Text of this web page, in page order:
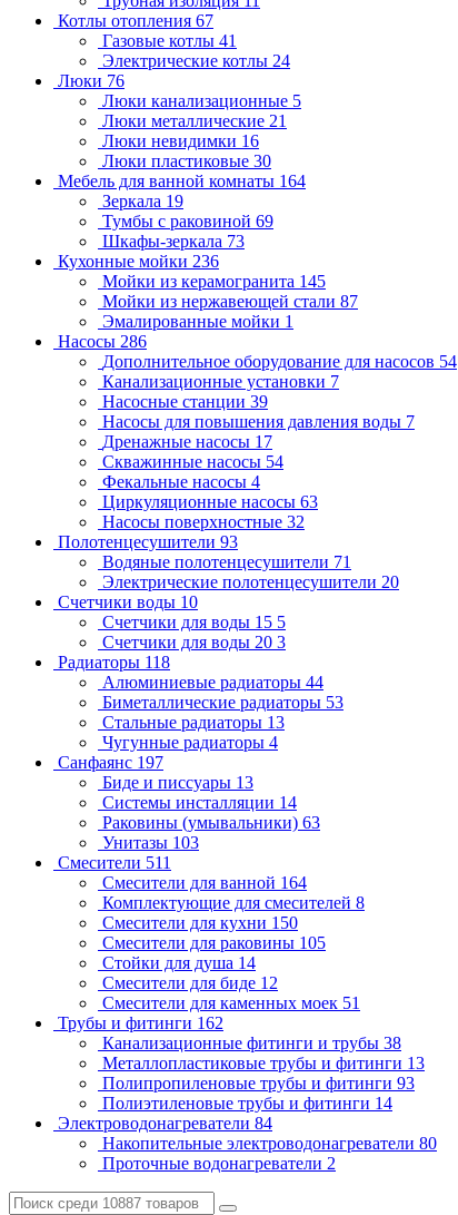
Котлы отопления 67
Газовые котлы 41
Электрические котлы 24
Люки 76
Люки канализационные 5
Люки металлические 21
Люки невидимки 16
Люки пластиковые 30
Мебель для ванной комнаты 164
Зеркала 19
Тумбы с раковиной 69
Шкафы-зеркала 73
Кухонные мойки 236
Мойки из керамогранита 145
Мойки из нержавеющей стали 87
Эмалированные мойки 1
Насосы 286
Дополнительное оборудование для насосов 54
Канализационные установки 7
Насосные станции 39
Насосы для повышения давления воды 7
Дренажные насосы 17
Скважинные насосы 54
Фекальные насосы 4
Циркуляционные насосы 63
Насосы поверхностные 32
Полотенцесушители 93
Водяные полотенцесушители 71
Электрические полотенцесушители 20
Счетчики воды 10
Счетчики для воды 15 5
Счетчики для воды 20 3
Радиаторы 118
Алюминиевые радиаторы 44
Биметаллические радиаторы 53
Стальные радиаторы 13
Чугунные радиаторы 4
Санфаянс 197
Биде и писсуары 13
Системы инсталляции 14
Раковины (умывальники) 63
Унитазы 103
Смесители 511
Смесители для ванной 164
Комплектующие для смесителей 8
Смесители для кухни 150
Смесители для раковины 105
Стойки для душа 14
Смесители для биде 12
Смесители для каменных моек 51
Трубы и фитинги 162
Канализационные фитинги и трубы 38
Металлопластиковые трубы и фитинги 13
Полипропиленовые трубы и фитинги 93
Полиэтиленовые трубы и фитинги 14
Электроводонагреватели 84
Накопительные электроводонагреватели 80
Проточные водонагреватели 2